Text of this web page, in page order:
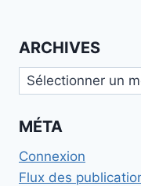
ARCHIVES
Archives
MÉTA
Connexion
Flux des